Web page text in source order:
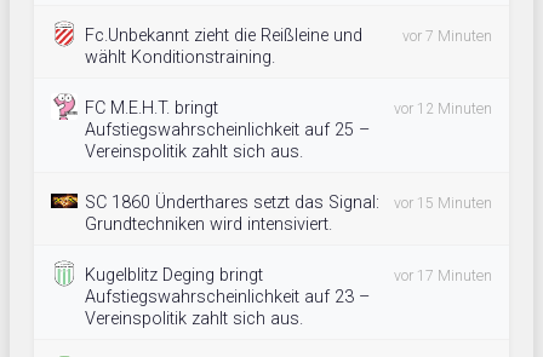
Fc.Unbekannt zieht die Reißleine und
wählt Konditionstraining.
vor 7 Minuten
FC M.E.H.T. bringt
Aufstiegswahrscheinlichkeit auf 25 –
Vereinspolitik zahlt sich aus.
vor 12 Minuten
SC 1860 Ünderthares setzt das Signal:
Grundtechniken wird intensiviert.
vor 15 Minuten
Kugelblitz Deging bringt
Aufstiegswahrscheinlichkeit auf 23 –
Vereinspolitik zahlt sich aus.
vor 17 Minuten